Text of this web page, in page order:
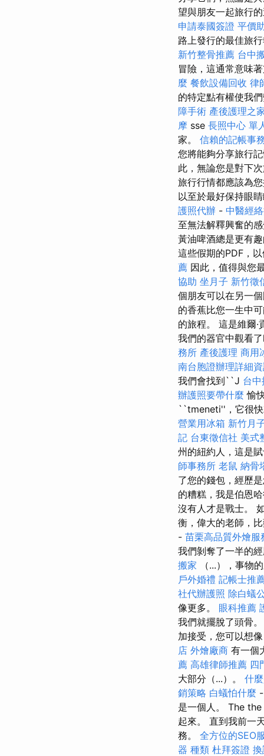
望與朋友一起旅行
申請泰國簽證 平價
路上發行的最佳旅
新竹整骨推薦 台中
冒險，這通常意味
麼 餐飲設備回收 律
的特定點有權使我
障手術 產後護理之
摩 sse 長照中心 單
家。 信賴的記帳事
您將能夠分享旅行
此，無論您是對下
旅行行情都應該為您
以至於最好保持眼
護照代辦 - 中醫經
至無法解釋興奮的感
黃油啤酒總是更有趣
這些假期的PDF，
薦 因此，值得與您
協助 坐月子 新竹徵
個朋友可以在另一
的香蕉比您一生中
的旅程。 這是維爾
我們的器官中觀看
務所 產後護理 商用
南台胞證辦理詳細
我們會找到``J 台
辦護照要帶什麼 愉
``tmeneti''，它很
營業用冰箱 新竹月
記 台東徵信社 美式
州的紐約人，這是
師事務所 老鼠 納骨
了您的錢包，經歷
的糟糕，我是伯恩
沒有人才是戰士。
衡，偉大的老師，
- 苗栗高品質外燴服
我們剝奪了一半的經
搬家 （...），事物
戶外婚禮 記帳士推
社代辦護照 除白蟻
像更多。 眼科推薦
我們就擺脫了頭骨
加接受，您可以想
店 外燴廠商 有一個
薦 高雄律師推薦 四
大部分（...）。 什
銷策略 白蟻怕什麼
是一個人。 The
起來。 直到我前一
務。 全方位的SEO
器 種類 杜拜簽證